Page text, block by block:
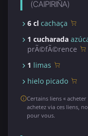
(CAIPIRIÑA)
6 cl cachaça
1 cucharada
prÃ©fÃ©rence
1 limas
hielo picado
Certains liens «
achetez via ces liens,
pour vous.